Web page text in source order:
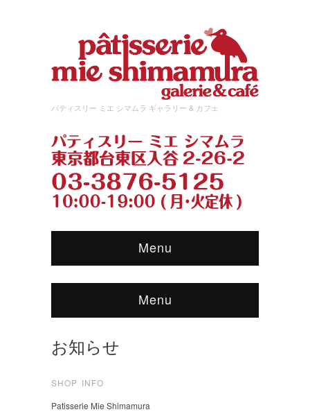
パティスリー ミエ シマムラ ギャラリー & カフェ
Menu
Menu
お知らせ
SHOP INFO
Patisserie Mie Shimamura